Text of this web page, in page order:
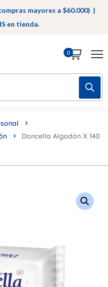
mayores a $60.000) |
en tienda.
0
Doncella Algodón X 140